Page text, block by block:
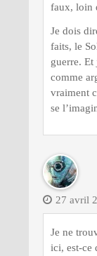
faux, loin
Je dois
faits, le
guerre. Et
comme
vraiment
se
27 avril
Je ne
ici, est-ce